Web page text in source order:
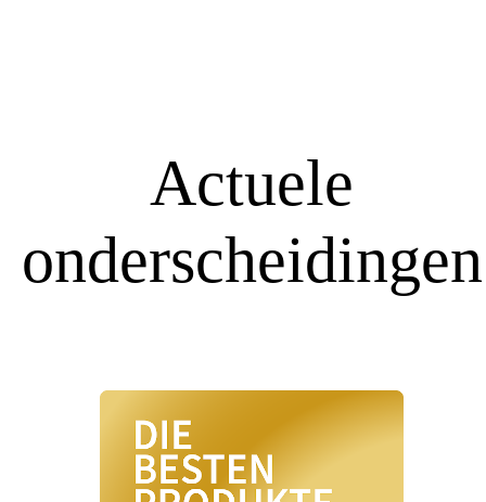
Actuele
onderscheidingen